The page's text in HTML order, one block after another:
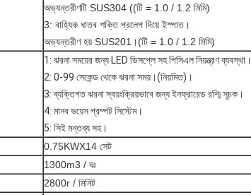
অভ্যন্তরীণটি SUS304 ((টি = 1.0 / 1.2 মিমি)
3: বাহ্যিক ধাতব শক্তি প্রলেপ দিয়ে ইস্পাত।
অভ্যন্তরীণ হয় SUS201।(টি = 1.0 / 1.2 মিমি)
1: ঝরনা সময়ের জন্য LED ডিসপ্লে সহ পিসিএল নিয়ন্ত্রণ ব্যবস্থা।
2: 0-99 সেকেন্ড থেকে ঝরনা সময়।(নিয়মিত)।
3: ব্যক্তিগত ঝরনা স্বয়ংক্রিয়ভাবে জন্য ইনফ্রারেড রশ্মি সূচক।
4: মানব ভয়েস প্রম্পট সিস্টেম।
5: সিই মন্তব্য সহ।
0.75KWX14 সেট
1300m3 / ঘঃ
2800r / মিনিট